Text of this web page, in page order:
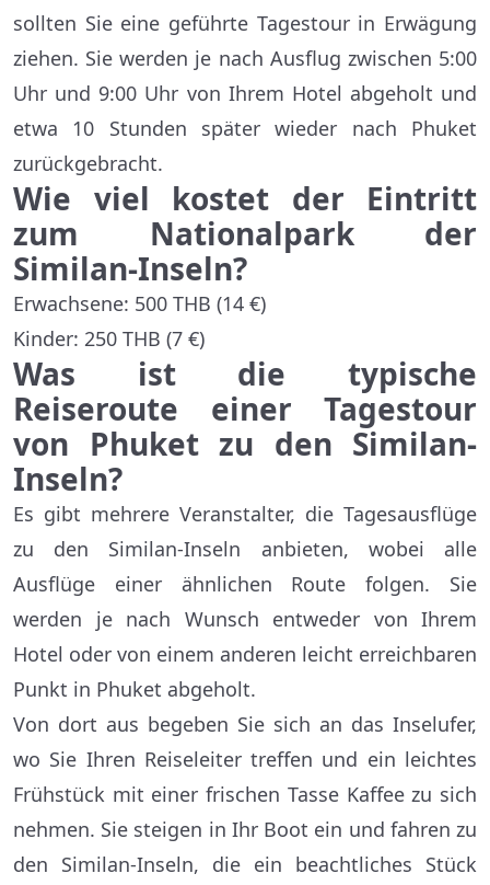
sollten Sie eine geführte Tagestour in Erwägung
ziehen. Sie werden je nach Ausflug zwischen 5:00
Uhr und 9:00 Uhr von Ihrem Hotel abgeholt und
etwa 10 Stunden später wieder nach Phuket
zurückgebracht.
Wie viel kostet der Eintritt
zum Nationalpark der
Similan-Inseln?
Erwachsene: 500 THB (14 €)
Kinder: 250 THB (7 €)
Was ist die typische
Reiseroute einer Tagestour
von Phuket zu den Similan-
Inseln?
Es gibt mehrere Veranstalter, die Tagesausflüge
zu den Similan-Inseln anbieten, wobei alle
Ausflüge einer ähnlichen Route folgen. Sie
werden je nach Wunsch entweder von Ihrem
Hotel oder von einem anderen leicht erreichbaren
Punkt in Phuket abgeholt.
Von dort aus begeben Sie sich an das Inselufer,
wo Sie Ihren Reiseleiter treffen und ein leichtes
Frühstück mit einer frischen Tasse Kaffee zu sich
nehmen. Sie steigen in Ihr Boot ein und fahren zu
den Similan-Inseln, die ein beachtliches Stück